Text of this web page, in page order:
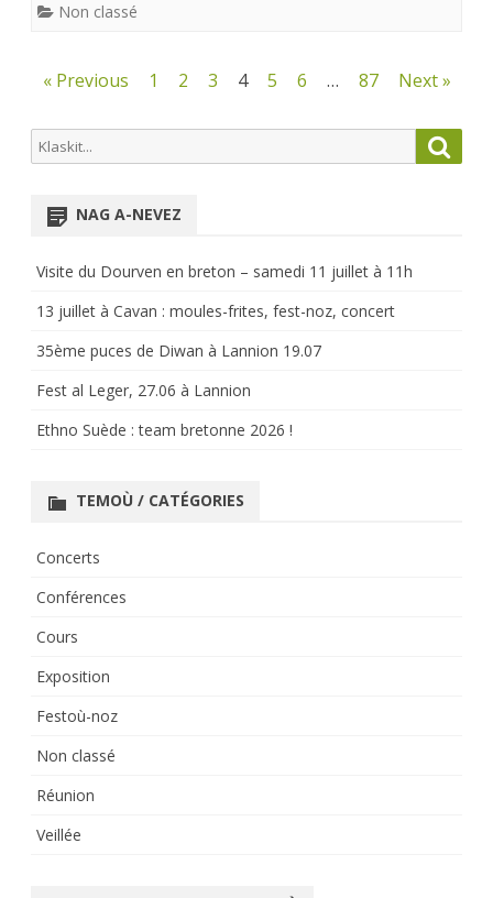
Non classé
Pagination
publications
« Previous 1 2 3 4 5 6 … 87 Next »
Search
for:
NAG A-NEVEZ
Visite du Dourven en breton – samedi 11 juillet à 11h
13 juillet à Cavan : moules-frites, fest-noz, concert
35ème puces de Diwan à Lannion 19.07
Fest al Leger, 27.06 à Lannion
Ethno Suède : team bretonne 2026 !
TEMOÙ / CATÉGORIES
Concerts
Conférences
Cours
Exposition
Festoù-noz
Non classé
Réunion
Veillée